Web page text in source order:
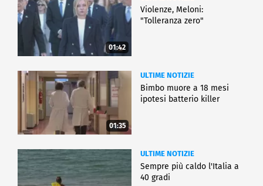
01:42
Violenze, Meloni:
"Tolleranza zero"
01:35
ULTIME NOTIZIE
Bimbo muore a 18 mesi
ipotesi batterio killer
ULTIME NOTIZIE
Sempre più caldo l'Italia a
40 gradi